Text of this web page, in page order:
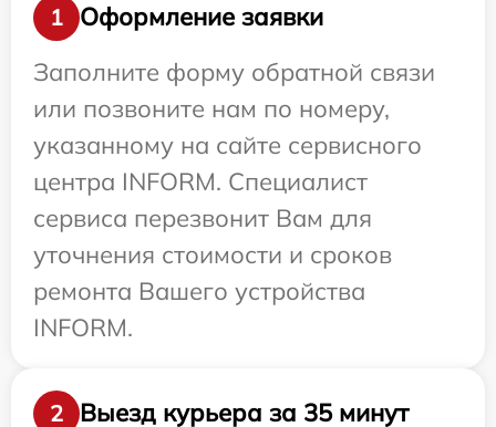
1
Оформление заявки
Заполните форму обратной связи
или позвоните нам по номеру,
указанному на сайте сервисного
центра INFORM. Специалист
сервиса перезвонит Вам для
уточнения стоимости и сроков
ремонта Вашего устройства
INFORM.
2 Выезд курьера за 35 минут